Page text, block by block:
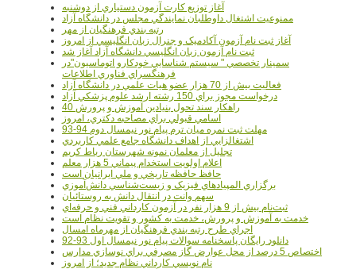
آغاز توزيع کارت آزمون دستياري از دوشنبه
ممنوعيت اشتغال داوطلبان نمايندگي مجلس در دانشگاه آزاد
رتبه بندي فرهنگيان از مهر
آغاز ثبت نام آزمون آکادميک و جنرال زبان انگليسي از امروز
ثبت نام آزمون زبان انگليسي دانشگاه آزاد آغاز شد
سمينار تخصصي " سيستم شناسايي خودکارو اتوماسيون"در
فرهنگسراي فناوري اطلاعات
فعاليت بيش از 70 هزار عضو هيات علمي در دانشگاه آزاد
درخواست مجوز براي 150 رشته ارشد علوم پزشکي آزاد
40 راهکار سند تحول بنيادين آموزش و پرورش
اسامي قبولي براي مصاحبه دکتري، امروز
مهلت ثبت نمره میان ترم پیام نور نیمسال دوم 94-93
اشتغالزايي از اهداف دانشگاه جامع علمي کاربردي
تجليل از معلمان نمونه شهرستان رباط کريم
اعلام اولويت استخدام پيماني 5 هزار معلم
حافظ حافظه تاريخي و ملي ايرانيان است
برگزاري المپيادهاي فيزيک و زيست‌شناسي دانش‌آموزي
سهم وانت در انتقال دانش به روستائيان
ثبت‌نام بيش از 9 هزار نفر در آزمون کارداني فني و حرفه‌اي
خدمت به آموزش و پرورش، خدمت به کشور و تقويت نظام است
اجراي طرح رتبه بندي فرهنگيان از مهرماه امسال
دانلود رایگان پاسخنامه سوالات پیام نور نیمسال اول 93-92
اختصاص 5 درصد از محل عوارض گاز مصرفي براي نوسازي مدارس
نام نويسي کارداني نظام جديد؛ از امروز